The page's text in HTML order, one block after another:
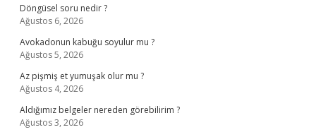
Döngüsel soru nedir ?
Ağustos 6, 2026
Avokadonun kabuğu soyulur mu ?
Ağustos 5, 2026
Az pişmiş et yumuşak olur mu ?
Ağustos 4, 2026
Aldığımız belgeler nereden görebilirim ?
Ağustos 3, 2026